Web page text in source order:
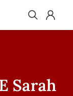
Sarah